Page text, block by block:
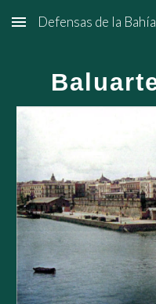
Skip to main content
Defensas de la